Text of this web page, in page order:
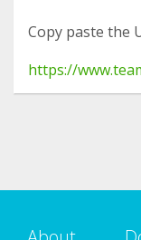
Copy paste the
https://